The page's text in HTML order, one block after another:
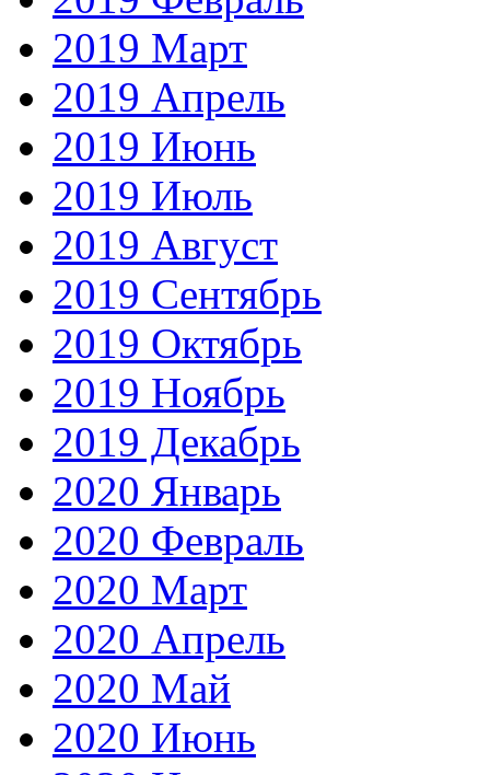
2019 Март
2019 Апрель
2019 Июнь
2019 Июль
2019 Август
2019 Сентябрь
2019 Октябрь
2019 Ноябрь
2019 Декабрь
2020 Январь
2020 Февраль
2020 Март
2020 Апрель
2020 Май
2020 Июнь